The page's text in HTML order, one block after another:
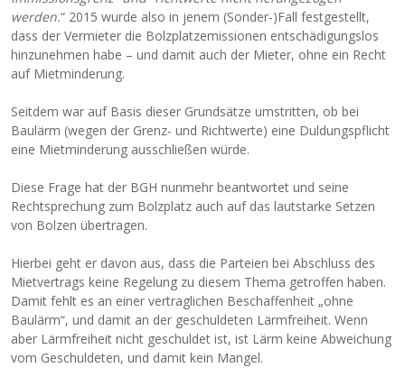
werden.“ 2015 wurde also in jenem (Sonder-)Fall festgestellt,
dass der Vermieter die Bolzplatzemissionen entschädigungslos
hinzunehmen habe – und damit auch der Mieter, ohne ein Recht
auf Mietminderung.
Seitdem war auf Basis dieser Grundsätze umstritten, ob bei
Baulärm (wegen der Grenz- und Richtwerte) eine Duldungspflicht
eine Mietminderung ausschließen würde.
Diese Frage hat der BGH nunmehr beantwortet und seine
Rechtsprechung zum Bolzplatz auch auf das lautstarke Setzen
von Bolzen übertragen.
Hierbei geht er davon aus, dass die Parteien bei Abschluss des
Mietvertrags keine Regelung zu diesem Thema getroffen haben.
Damit fehlt es an einer vertraglichen Beschaffenheit „ohne
Baulärm“, und damit an der geschuldeten Lärmfreiheit. Wenn
aber Lärmfreiheit nicht geschuldet ist, ist Lärm keine Abweichung
vom Geschuldeten, und damit kein Mangel.